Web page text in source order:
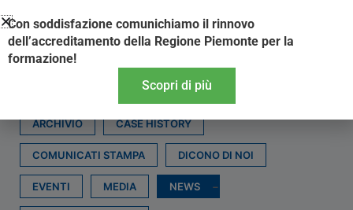
al
contenuto
ARCHIVIO CASE HISTORY
COMUNICATI STAMPA DICONO DI NOI
EVENTI MEDIA NEWS
Con soddisfazione comunichiamo il rinnovo
dell’accreditamento della Regione Piemonte per la
formazione!
Scopri di più